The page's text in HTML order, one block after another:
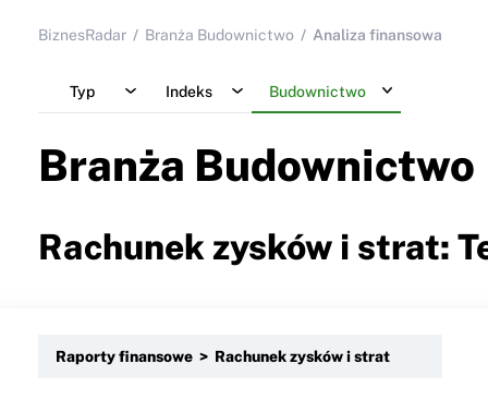
BiznesRadar Branża Budownictwo Analiza finansowa
Typ Indeks Budownictwo
Branża Budownictwo
Rachunek zysków i strat:
Raporty finansowe > Rachunek zysków i strat